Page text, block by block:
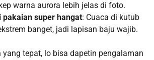
warna aurora lebih jelas di foto.
pakaian super hangat: Cuaca di kutub
banget, jadi lapisan baju wajib.
yang tepat, lo bisa dapetin pengalaman